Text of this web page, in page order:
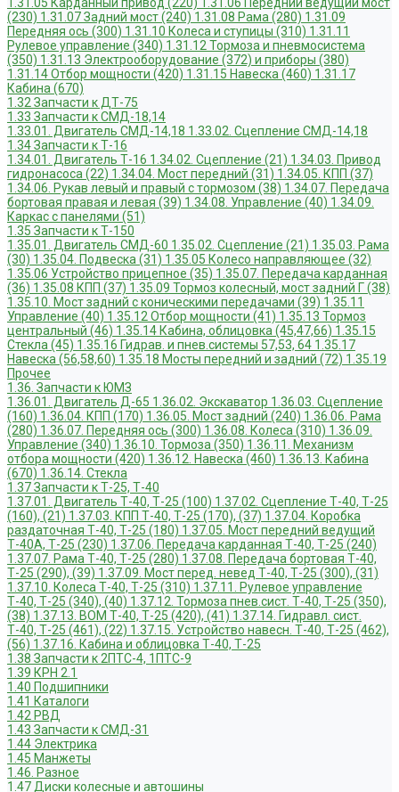
(230) 1.31.07 Задний мост (240) 1.31.08 Рама (280) 1.31.09
Передняя ось (300) 1.31.10 Колеса и ступицы (310) 1.31.11
Рулевое управление (340) 1.31.12 Тормоза и пневмосистема
(350) 1.31.13 Электрооборудование (372) и приборы (380)
1.31.14 Отбор мощности (420) 1.31.15 Навеска (460) 1.31.17
Кабина (670)
1.32 Запчасти к ДТ-75
1.33 Запчасти к СМД-18,14
1.33.01. Двигатель СМД-14,18 1.33.02. Сцепление СМД-14,18
1.34 Запчасти к Т-16
1.34.01. Двигатель Т-16 1.34.02. Сцепление (21) 1.34.03. Привод
гидронасоса (22) 1.34.04. Мост передний (31) 1.34.05. КПП (37)
1.34.06. Рукав левый и правый с тормозом (38) 1.34.07. Передача
бортовая правая и левая (39) 1.34.08. Управление (40) 1.34.09.
Каркас с панелями (51)
1.35 Запчасти к Т-150
1.35.01. Двигатель СМД-60 1.35.02. Сцепление (21) 1.35.03. Рама
(30) 1.35.04. Подвеска (31) 1.35.05 Колесо направляющее (32)
1.35.06 Устройство прицепное (35) 1.35.07. Передача карданная
(36) 1.35.08 КПП (37) 1.35.09 Тормоз колесный, мост задний Г (38)
1.35.10. Мост задний с коническими передачами (39) 1.35.11
Управление (40) 1.35.12 Отбор мощности (41) 1.35.13 Тормоз
центральный (46) 1.35.14 Кабина, облицовка (45,47,66) 1.35.15
Стекла (45) 1.35.16 Гидрав. и пнев.системы 57,53, 64 1.35.17
Навеска (56,58,60) 1.35.18 Мосты передний и задний (72) 1.35.19
Прочее
1.36. Запчасти к ЮМЗ
1.36.01. Двигатель Д-65 1.36.02. Экскаватор 1.36.03. Сцепление
(160) 1.36.04. КПП (170) 1.36.05. Мост задний (240) 1.36.06. Рама
(280) 1.36.07. Передняя ось (300) 1.36.08. Колеса (310) 1.36.09.
Управление (340) 1.36.10. Тормоза (350) 1.36.11. Механизм
отбора мощности (420) 1.36.12. Навеска (460) 1.36.13. Кабина
(670) 1.36.14. Стекла
1.37 Запчасти к Т-25, Т-40
1.37.01. Двигатель Т-40, Т-25 (100) 1.37.02. Сцепление Т-40, Т-25
(160), (21) 1.37.03. КПП Т-40, Т-25 (170), (37) 1.37.04. Коробка
раздаточная Т-40, Т-25 (180) 1.37.05. Мост передний ведущий
Т-40А, Т-25 (230) 1.37.06. Передача карданная Т-40, Т-25 (240)
1.37.07. Рама Т-40, Т-25 (280) 1.37.08. Передача бортовая Т-40,
Т-25 (290), (39) 1.37.09. Мост перед. невед Т-40, Т-25 (300), (31)
1.37.10. Колеса Т-40, Т-25 (310) 1.37.11. Рулевое управление
Т-40, Т-25 (340), (40) 1.37.12. Тормоза пнев.сист. Т-40, Т-25 (350),
(38) 1.37.13. ВОМ Т-40, Т-25 (420), (41) 1.37.14. Гидравл. сист.
Т-40, Т-25 (461), (22) 1.37.15. Устройство навесн. Т-40, Т-25 (462),
(56) 1.37.16. Кабина и облицовка Т-40, Т-25
1.38 Запчасти к 2ПТС-4, 1ПТС-9
1.39 КРН 2.1
1.40 Подшипники
1.41 Каталоги
1.42 РВД
1.43 Запчасти к СМД-31
1.44 Электрика
1.45 Манжеты
1.46. Разное
1.47 Диски колесные и автошины